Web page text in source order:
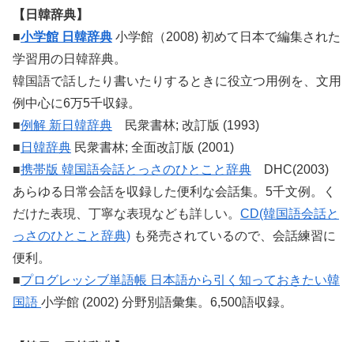
【日韓辞典】
■小学館 日韓辞典 小学館（2008) 初めて日本で編集された
学習用の日韓辞典。
韓国語で話したり書いたりするときに役立つ用例を、文用
例中心に6万5千収録。
■例解 新日韓辞典 民衆書林; 改訂版 (1993)
■ 日韓辞典 民衆書林; 全面改訂版 (2001)
■携帯版 韓国語会話とっさのひとこと辞典 DHC(2003)
あらゆる日常会話を収録した便利な会話集。5千文例。く
だけた表現、丁寧な表現なども詳しい。 CD(韓国語会話と
っさのひとこと辞典) も発売されているので、会話練習に
便利。
■プログレッシブ単語帳 日本語から引く知っておきたい韓
国語 小学館 (2002) 分野別語彙集。6,500語収録。